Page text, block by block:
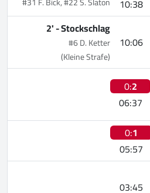
10:38
10:06
2' -Stockschlag
#6 D. Ketter
(Kleine Strafe)
0:2
06:37
0:1
05:57
03:45